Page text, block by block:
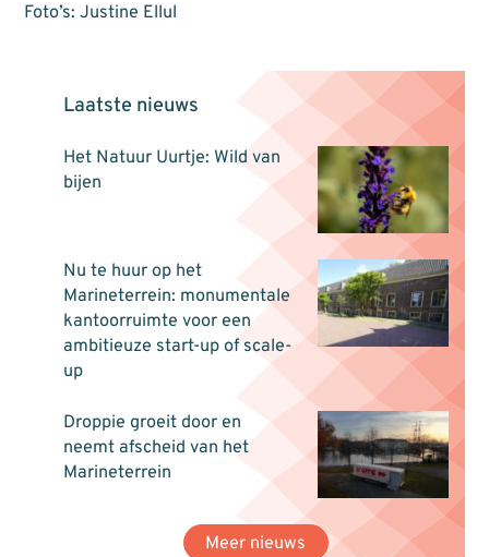
Foto’s: Justine Ellul
Laatste nieuws
Het Natuur Uurtje: Wild van
bijen
Nu te huur op het
Marineterrein: monumentale
kantoorruimte voor een
ambitieuze start-up of scale-
up
Droppie groeit door en
neemt afscheid van het
Marineterrein
Meer nieuws